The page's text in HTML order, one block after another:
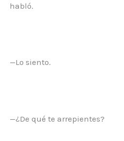
habló.
—Lo siento.
—¿De qué te arrepientes?